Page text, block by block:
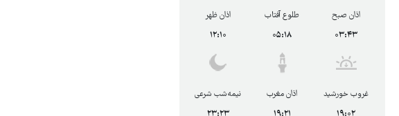
اذان صبح
۰۳:۴۳
طلوع آفتاب
۰۵:۱۸
اذان ظهر
۱۲:۱۰
غروب خورشید
اذان مغرب
نیمه‌شب شرعی